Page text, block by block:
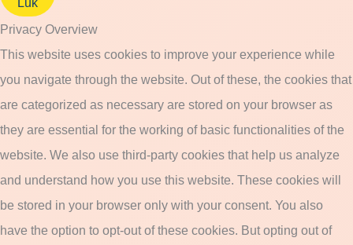
Privacy Overview
This website uses cookies to improve your experience while
you navigate through the website. Out of these, the cookies that
are categorized as necessary are stored on your browser as
they are essential for the working of basic functionalities of the
website. We also use third-party cookies that help us analyze
and understand how you use this website. These cookies will
be stored in your browser only with your consent. You also
have the option to opt-out of these cookies. But opting out of